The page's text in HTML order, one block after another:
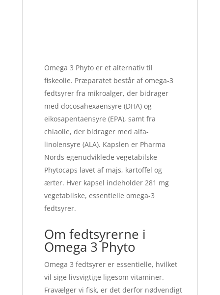
Omega 3 Phyto er et alternativ til
fiskeolie. Præparatet består af omega-3
fedtsyrer fra mikroalger, der bidrager
med docosahexaensyre (DHA) og
eikosapentaensyre (EPA), samt fra
chiaolie, der bidrager med alfa-
linolensyre (ALA). Kapslen er Pharma
Nords egenudviklede vegetabilske
Phytocaps lavet af majs, kartoffel og
ærter. Hver kapsel indeholder 281 mg
vegetabilske, essentielle omega-3
fedtsyrer.
Om fedtsyrerne i
Omega 3 Phyto
Omega 3 fedtsyrer er essentielle, hvilket
vil sige livsvigtige ligesom vitaminer.
Fravælger vi fisk, er det derfor nødvendigt